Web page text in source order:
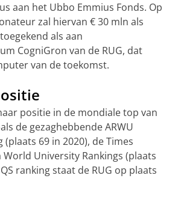
aan het Ubbo Emmius Fonds. Op
zal hiervan € 30 mln als
als aan
CogniGron van de RUG, dat
van de toekomst.
positie in de mondiale top van
de gezaghebbende ARWU
(plaats 69 in 2020), de Times
University Rankings (plaats
ranking staat de RUG op plaats